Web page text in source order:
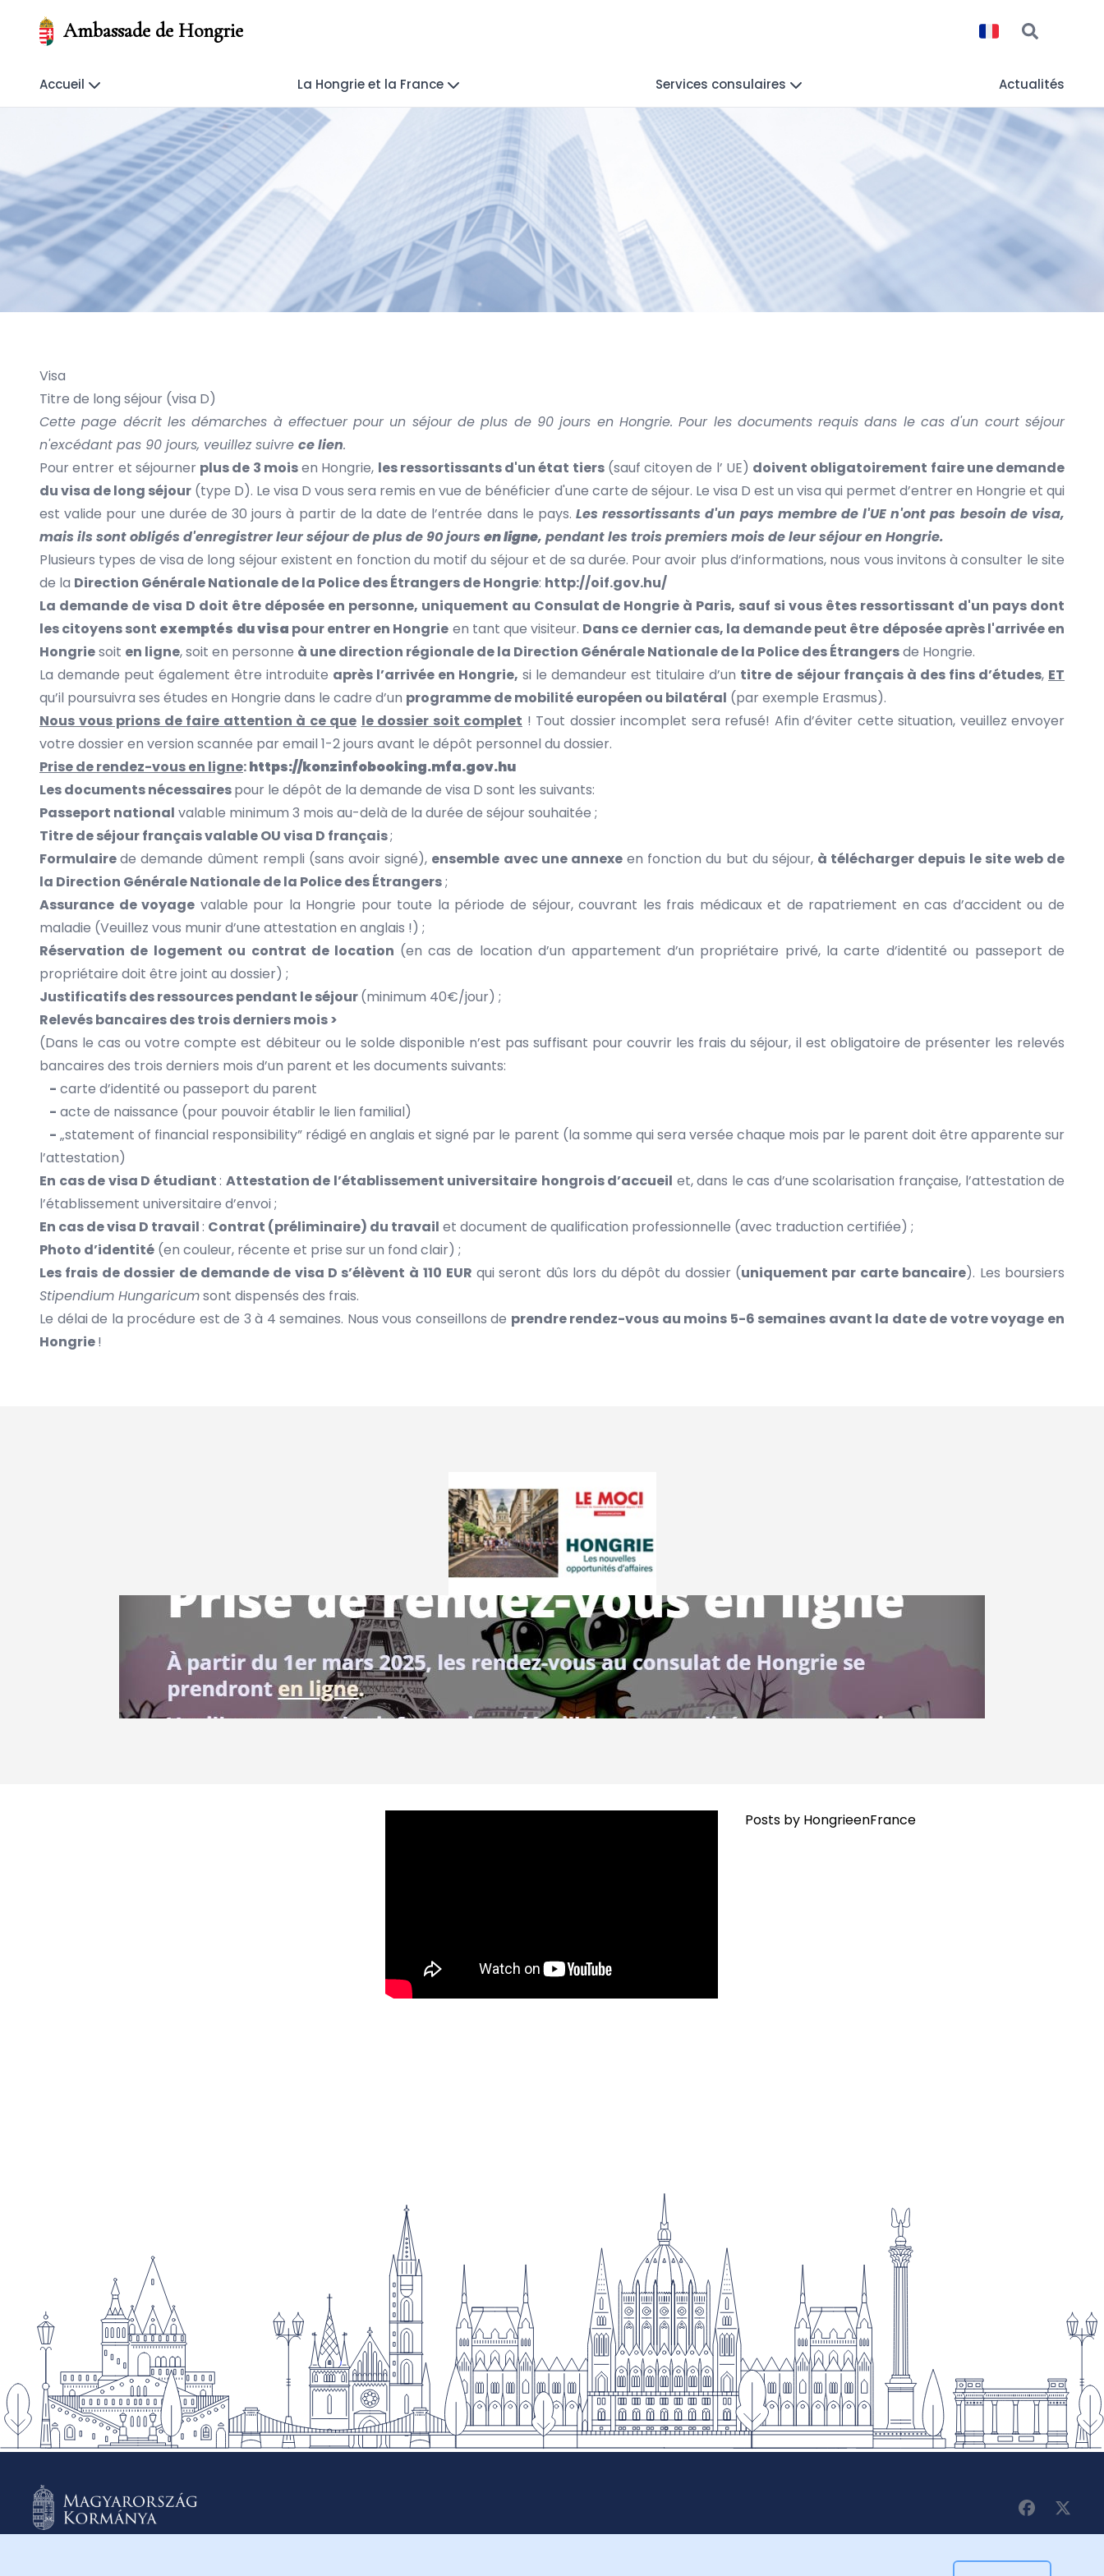
Ambassade de Hongrie
Accueil La Hongrie et la France Services consulaires Actualités
Visa
Titre de long séjour (visa D)
Cette page décrit les démarches à effectuer pour un séjour de plus de 90 jours en Hongrie. Pour les documents requis dans le cas d'un court séjour
n'excédant pas 90 jours, veuillez suivre ce lien.
Pour entrer et séjourner plus de 3 moisen Hongrie, les ressortissants d'un état tiers(sauf citoyen de l’ UE) doivent obligatoirement faire une demande
du visa de long séjour (type D). Le visa D vous sera remis en vue de bénéficier d'une carte de séjour. Le visa D est un visa qui permet d’entrer en Hongrie et qui
est valide pour une durée de 30 jours à partir de la date de l’entrée dans le pays.Les ressortissants d'un pays membre de l'UE n'ont pas besoin de visa,
mais ils sont obligés d'enregistrer leur séjour de plus de 90 jours en ligne, pendant les trois premiers mois de leur séjour en Hongrie.
Plusieurs types de visa de long séjour existent en fonction du motif du séjour et de sa durée. Pour avoir plus d’informations, nous vous invitons à consulter le site
de la Direction Générale Nationale de la Police des Étrangers de Hongrie: http://oif.gov.hu/
La demande de visa D doit être déposée en personne, uniquement au Consulat de Hongrie à Paris, sauf si vous êtes ressortissant d'un pays dont
les citoyens sont exemptés du visa pour entrer en Hongrie en tant que visiteur. Dans ce dernier cas, la demande peut être déposée après l'arrivée en
Hongriesoit en ligne, soit en personne à une direction régionale de la Direction Générale Nationale de la Police des Étrangersde Hongrie.
La demande peut également être introduite après l’arrivée en Hongrie, si le demandeur est titulaire d’un titre de séjour français à des fins d’études, ET
qu’il poursuivra ses études en Hongrie dans le cadre d’un programme de mobilité européen ou bilatéral (par exemple Erasmus).
Nous vous prions de faire attention à ce que le dossier soit complet ! Tout dossier incomplet sera refusé! Afin d’éviter cette situation, veuillez envoyer
votre dossier en version scannée par email 1-2 jours avant le dépôt personnel du dossier.
Prise de rendez-vous en ligne:https://konzinfobooking.mfa.gov.hu
Les documents nécessairespour le dépôt de la demande de visa D sont les suivants:
Passeport national valable minimum 3 mois au-delà de la durée de séjour souhaitée ;
Titre de séjour français valable OU visa D français;
Formulairede demande dûment rempli (sans avoir signé), ensemble avec une annexeen fonction du but du séjour, à télécharger depuis le site web de
la Direction Générale Nationale de la Police des Étrangers;
Assurance de voyage valable pour la Hongrie pour toute la période de séjour, couvrant les frais médicaux et de rapatriement en cas d’accident ou de
maladie (Veuillez vous munir d’une attestation en anglais !) ;
Réservation de logement ou contrat de location (en cas de location d’un appartement d’un propriétaire privé, la carte d’identité ou passeport de
propriétaire doit être joint au dossier) ;
Justificatifs des ressources pendant le séjour(minimum 40€/jour) ;
Relevés bancaires des trois derniers mois >
(Dans le cas ou votre compte est débiteur ou le solde disponible n’est pas suffisant pour couvrir les frais du séjour, il est obligatoire de présenter les relevés
bancaires des trois derniers mois d’un parent et les documents suivants:
- carte d’identité ou passeport du parent
- acte de naissance (pour pouvoir établir le lien familial)
- „statement of financial responsibility” rédigé en anglais et signé par le parent (la somme qui sera versée chaque mois par le parent doit être apparente sur
l’attestation)
En cas de visa D étudiant: Attestation de l’établissement universitaire hongrois d’accueil et, dans le cas d’une scolarisation française, l’attestation de
l’établissement universitaire d’envoi ;
En cas de visa D travail: Contrat (préliminaire) du travail et document de qualification professionnelle (avec traduction certifiée) ;
Photo d’identité (en couleur, récente et prise sur un fond clair) ;
Les frais de dossier de demande de visa D s’élèvent à 110 EUR qui seront dûs lors du dépôt du dossier (uniquement par carte bancaire). Les boursiers
Stipendium Hungaricumsont dispensés des frais.
Le délai de la procédure est de 3 à 4 semaines. Nous vous conseillons de prendre rendez-vous au moins 5-6 semaines avant la date de votre voyage en
Hongrie!
Posts by HongrieenFrance